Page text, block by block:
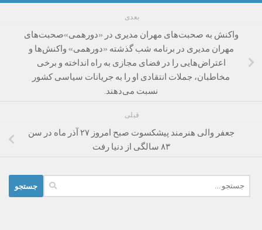
بعدی
واکنش به صحبت‌های مهران مدیری در «دورهمی»صحبت‌های
مهران مدیری در برنامه شب گذشته «دورهمی» واکنش‌ها و
اعتراض‌هایی را در فضای مجازی به راه انداخته و برخی
مخاطبان، جملات انتقادی او را به جریانات سیاسی کشور
نسبت می‌دهند.
قبلی
جعفر والی هنرمند پیشکسوت صبح امروز ۲۷ آذر ماه در سن
۸۳ سالگی از دنیا رفت
برای: